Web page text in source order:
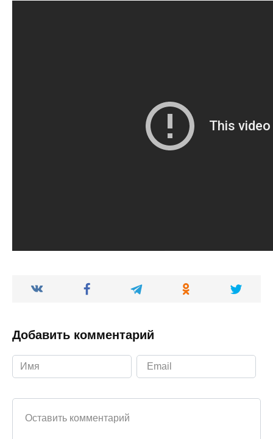
Добавить комментарий